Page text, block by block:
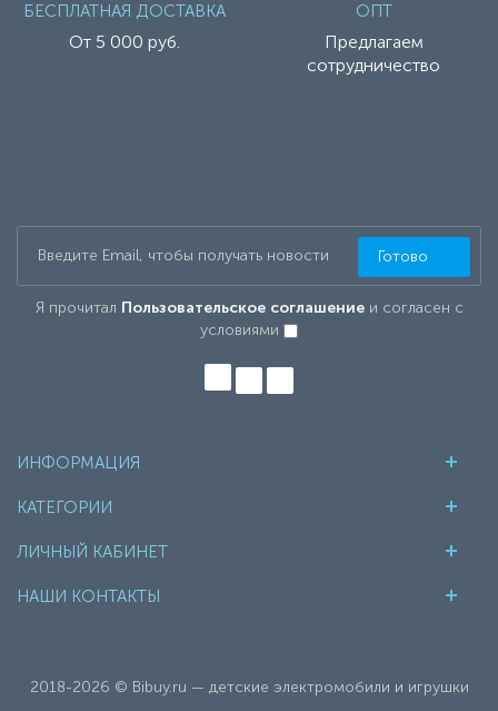
БЕСПЛАТНАЯ ДОСТАВКА
От 5 000 руб.
ОПТ
Предлагаем
сотрудничество
Я прочитал Пользовательское соглашениеи согласен с
условиями
Готово
ИНФОРМАЦИЯ
КАТЕГОРИИ
ЛИЧНЫЙ КАБИНЕТ
НАШИ КОНТАКТЫ
2018-2026 © Bibuy.ru — детские электромобили и игрушки